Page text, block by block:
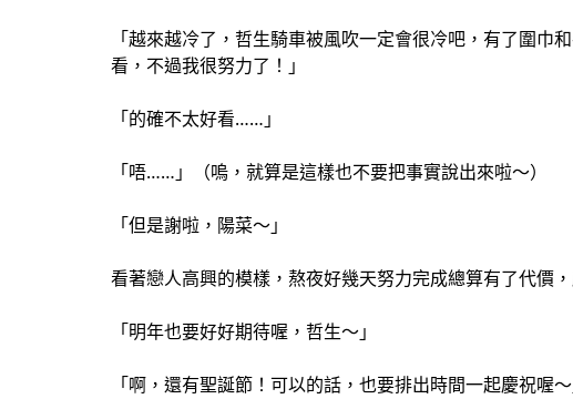
「越來越冷了，哲生騎車被風吹一定會很冷吧，有了圍巾
看，不過我很努力了！」
「的確不太好看……」
「唔……」（嗚，就算是這樣也不要把事實說出來啦～）
「但是謝啦，陽菜～」
看著戀人高興的模樣，熬夜好幾天努力完成總算有了代價
「明年也要好好期待喔，哲生～」
「啊，還有聖誕節！可以的話，也要排出時間一起慶祝喔～